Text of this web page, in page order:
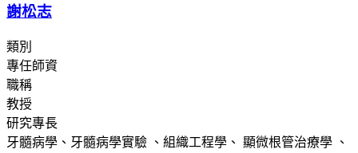
謝松志
類別
專任師資
職稱
教授
研究專長
牙髓病學、牙髓病學實驗 、組織工程學、 顯微根管治療學 、